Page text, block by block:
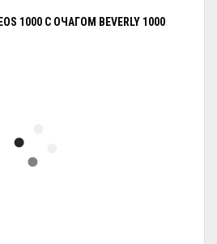
1000 С ОЧАГОМ BEVERLY 1000